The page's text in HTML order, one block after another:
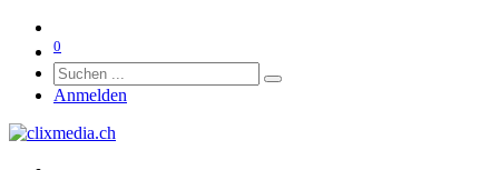
0
Anmelden